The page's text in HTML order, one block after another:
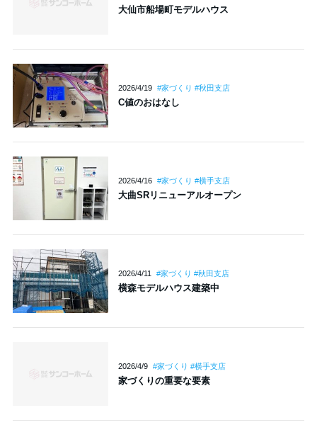
大仙市船場町モデルハウス
2026/4/19 #家づくり #秋田支店
C値のおはなし
2026/4/16 #家づくり #横手支店
大曲SRリニューアルオープン
2026/4/11 #家づくり #秋田支店
横森モデルハウス建築中
2026/4/9 #家づくり #横手支店
家づくりの重要な要素